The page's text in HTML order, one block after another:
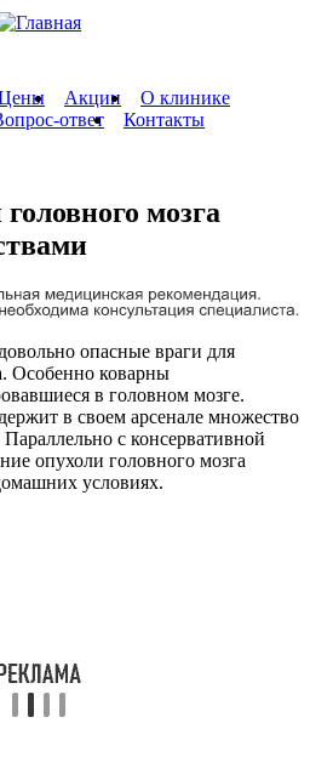
Акции
О клинике
ответ
Контакты
мозга
опасные враги для
Особенно коварны
в головном мозге.
в своем арсенале множество
с консервативной
опухоли головного мозга
условиях.